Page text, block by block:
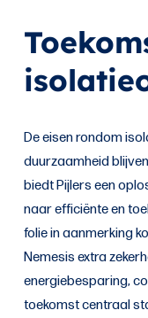
De eisen rondom
duurzaamheid
biedt Pijlers een
naar efficiënte en
folie in aanmerking
Nemesis extra
energiebesparing,
toekomst centraal